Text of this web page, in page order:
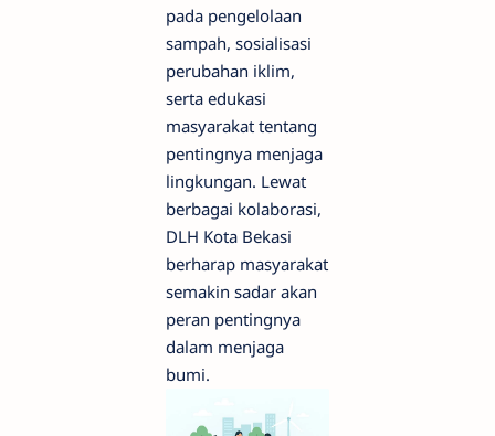
pada pengelolaan
sampah, sosialisasi
perubahan iklim,
serta edukasi
masyarakat tentang
pentingnya menjaga
lingkungan. Lewat
berbagai kolaborasi,
DLH Kota Bekasi
berharap masyarakat
semakin sadar akan
peran pentingnya
dalam menjaga
bumi.